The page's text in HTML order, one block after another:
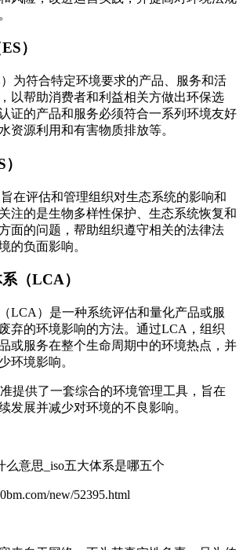
）
为符合特定环境要求的产品、服务和活
以帮助消费者和利益相关方做出环保选
证的产品和服务必须符合一系列环境友好
资源利用和有害物质排放等。
在评估和管理组织对生态系统的影响和
注的是生物多样性保护、生态系统恢复和
面的问题，帮助组织遵守相关的法律法
的负面影响。
（LCA）
LCA）是一种系统评估和量化产品或服
弃的环境影响的方法。通过LCA，组织
或服务在整个生命周期中的环境热点，并
环境影响。
提供了一套综合的环境管理工具，旨在
发展并减少对环境的不良影响。
么意思_iso五大体系是哪五个
new/52395.html